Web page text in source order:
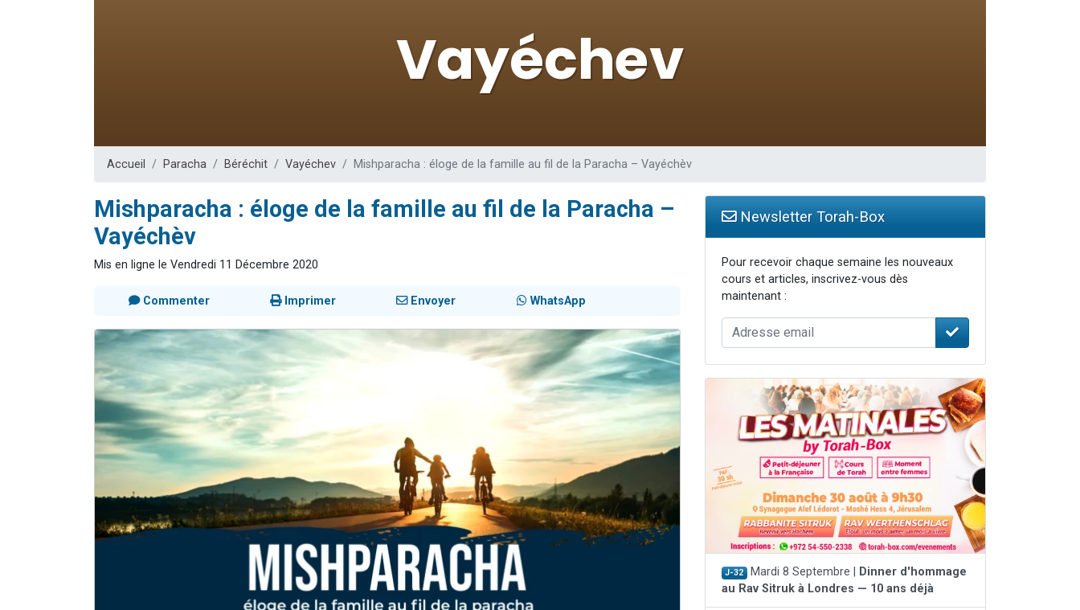
Il reste 49 places pour étudier en groupe sur Zoom
12 nouvelles musiques dans Torah-Box Music
3 personnes viennent de nous rejoindre sur WhatsApp
Accueil Paracha Béréchit Vayéchev Mishparacha : éloge de la famille au fil de la Paracha – Vayéchèv
Mishparacha : éloge de la famille au fil de la Paracha –
Vayéchèv
Mis en ligne le Vendredi 11 Décembre 2020
Commenter Imprimer Envoyer WhatsApp
Newsletter Torah-Box
Pour recevoir chaque semaine les nouveaux
cours et articles, inscrivez-vous dès
maintenant :
J-32 Mardi 8 Septembre |
Dinner d'hommage
au Rav Sitruk à Londres — 10 ans déjà